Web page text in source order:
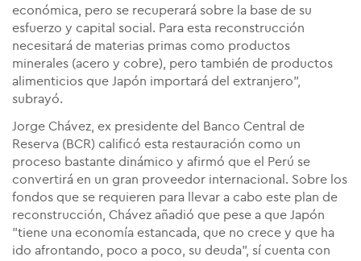
económica, pero se recuperará sobre la base de su
esfuerzo y capital social. Para esta reconstrucción
necesitará de materias primas como productos
minerales (acero y cobre), pero también de productos
alimenticios que Japón importará del extranjero",
subrayó.
Jorge Chávez, ex presidente del Banco Central de
Reserva (BCR) calificó esta restauración como un
proceso bastante dinámico y afirmó que el Perú se
convertirá en un gran proveedor internacional. Sobre los
fondos que se requieren para llevar a cabo este plan de
reconstrucción, Chávez añadió que pese a que Japón
"tiene una economía estancada, que no crece y que ha
ido afrontando, poco a poco, su deuda", sí cuenta con